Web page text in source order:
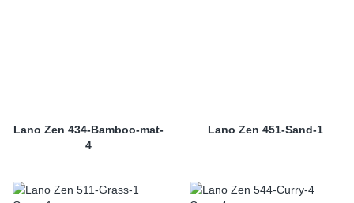
Lano Zen 434-Bamboo-mat-
4
Lano Zen 451-Sand-1